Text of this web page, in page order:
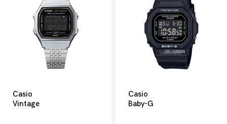
Casio
Vintage
Casio
Baby-G